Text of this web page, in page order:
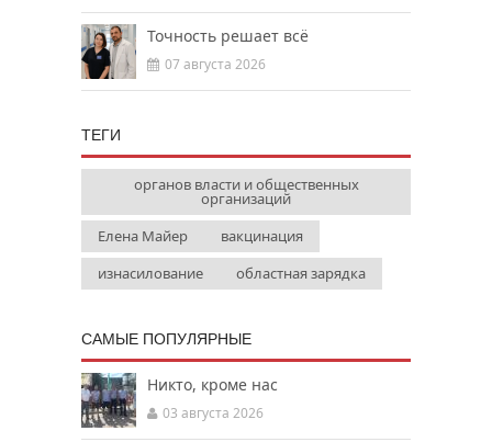
Точность решает всё
07 августа 2026
ТЕГИ
органов власти и общественных
организаций
Елена Майер
вакцинация
изнасилование
областная зарядка
САМЫЕ ПОПУЛЯРНЫЕ
Никто, кроме нас
03 августа 2026